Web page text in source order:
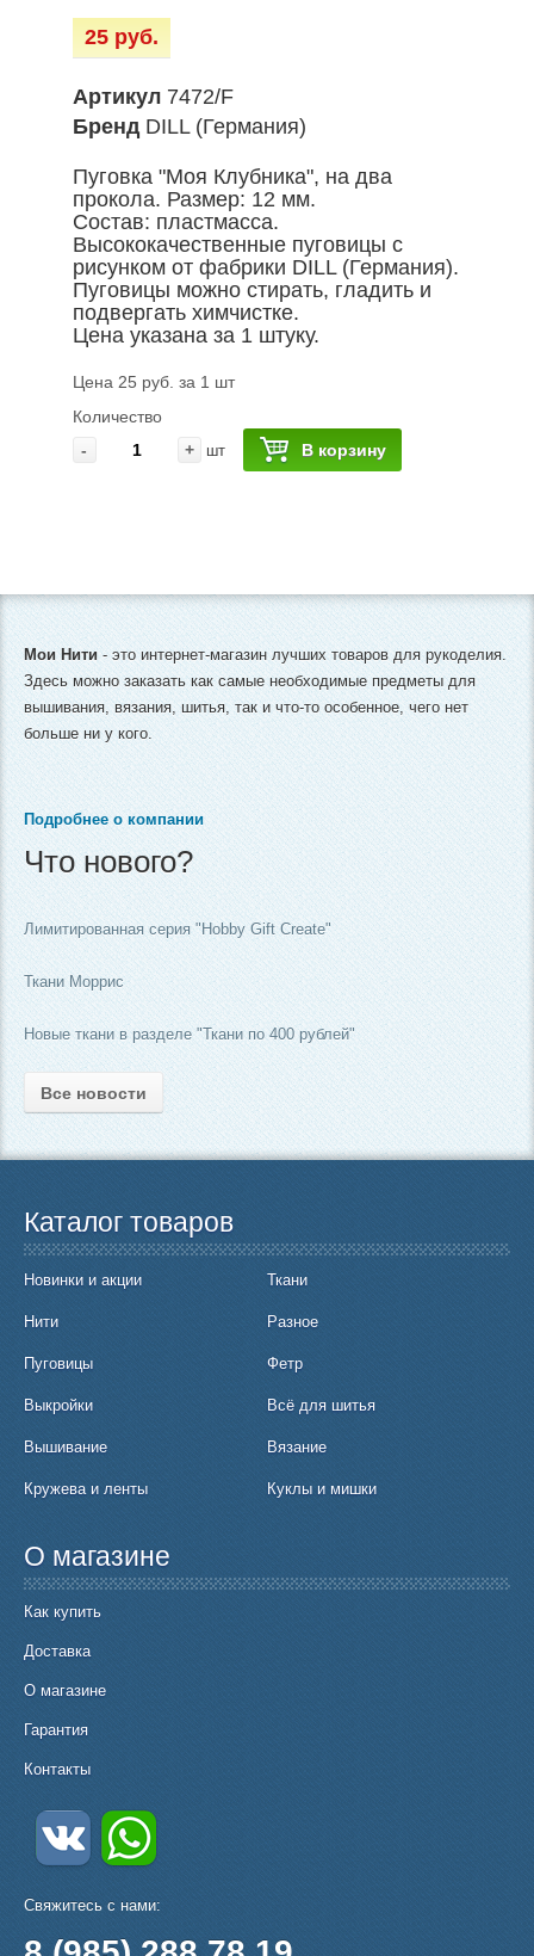
25 руб.
Артикул 7472/F
Бренд DILL (Германия)
Пуговка "Моя Клубника", на два
прокола. Размер: 12 мм.
Состав: пластмасса.
Высококачественные пуговицы с
рисунком от фабрики DILL (Германия).
Пуговицы можно стирать, гладить и
подвергать химчистке.
Цена указана за 1 штуку.
Цена 25 руб. за 1 шт
Количество
-
+ шт В корзину
Мои Нити - это интернет-магазин лучших товаров для рукоделия.
Здесь можно заказать как самые необходимые предметы для
вышивания, вязания, шитья, так и что-то особенное, чего нет
больше ни у кого.
Подробнее о компании
Что нового?
Лимитированная серия "Hobby Gift Create"
Ткани Моррис
Новые ткани в разделе "Ткани по 400 рублей"
Все новости
Каталог товаров
Новинки и акции Ткани
Нити Разное
Пуговицы Фетр
Выкройки Всё для шитья
Вышивание Вязание
Кружева и ленты Куклы и мишки
О магазине
Как купить
Доставка
О магазине
Гарантия
Контакты
Свяжитесь с нами: